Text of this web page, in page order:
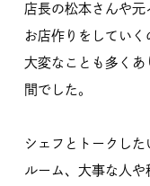
店長の松本さんや
お店作りをしていく
大変なことも多く
間でした。
シェフとトークし
ルーム、大事な人や